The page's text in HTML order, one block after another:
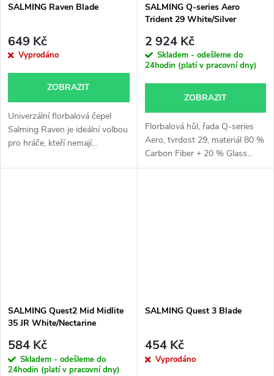
SALMING Raven Blade
649 Kč
Vyprodáno
ZOBRAZIT
Univerzální florbalová čepel
Salming Raven je ideální volbou
pro hráče, kteří nemají...
SALMING Q-series Aero
Trident 29 White/Silver
2 924 Kč
Skladem - odešleme do
24hodin (platí v pracovní dny)
ZOBRAZIT
Florbalová hůl, řada Q-series
Aero, tvrdost 29, materiál 80 %
Carbon Fiber + 20 % Glass...
SALMING Quest2 Mid Midlite
35 JR White/Nectarine
584 Kč
Skladem - odešleme do
24hodin (platí v pracovní dny)
SALMING Quest 3 Blade
454 Kč
Vyprodáno